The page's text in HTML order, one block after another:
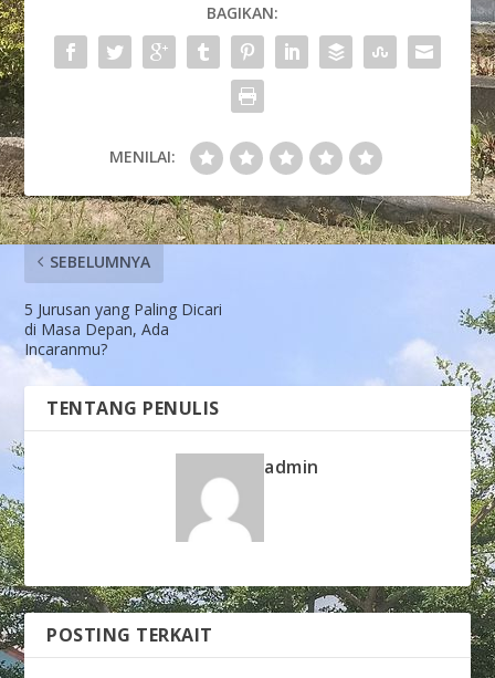
BAGIKAN:
MENILAI:
SEBELUMNYA
5 Jurusan yang Paling Dicari
di Masa Depan, Ada
Incaranmu?
TENTANG PENULIS
admin
POSTING TERKAIT